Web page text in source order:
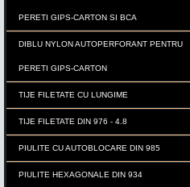
PERETI GIPS-CARTON SI BCA
DIBLU NYLON AUTOPERFORANT PENTRU
PERETI GIPS-CARTON
TIJE FILETATE CU LUNGIME
TIJE FILETATE DIN 976 - 4.8
PIULITE CU AUTOBLOCARE DIN 985
PIULITE HEXAGONALE DIN 934